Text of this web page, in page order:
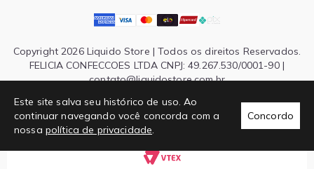
Este site salva seu histórico de uso. Ao
continuar navegando você concorda com a
nossa política de privacidade.
Concordo
Copyright 2026 Liquido Store | Todos os direitos Reservados.
FELICIA CONFECCOES LTDA CNPJ: 49.267.530/0001-90 |
contato@liquidostore.com.br
000